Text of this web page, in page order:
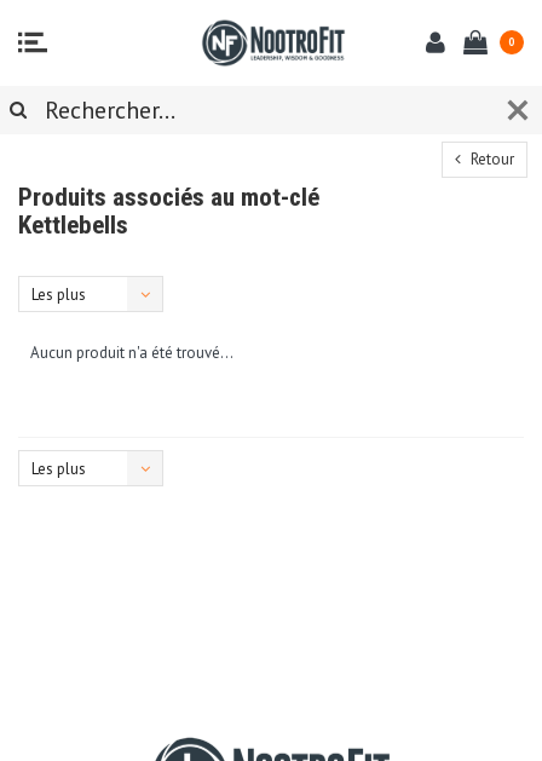
0
Retour
Produits associés au mot-clé
Kettlebells
Les plus
Aucun produit n'a été trouvé...
Les plus